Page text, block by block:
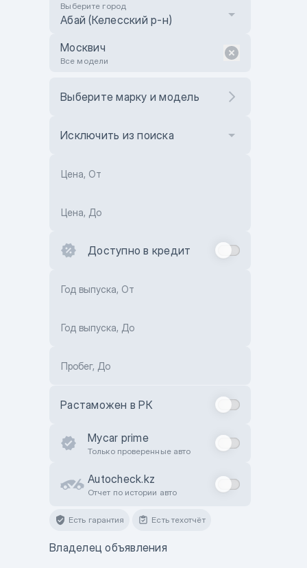
Выберите город
Абай (Келесский р-н)
Москвич
Все модели
Выберите марку и модель
Исключить из поиска
Цена, От
Цена, До
Доступно в кредит
Год выпуска, От
Год выпуска, До
Пробег, До
Растаможен в РК
Mycar prime
Только проверенные авто
Autocheck.kz
Отчет по истории авто
Есть гарантия Есть техотчёт
Владелец объявления